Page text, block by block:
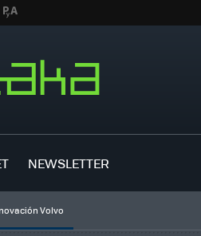
NEWSLETTER
Volvo